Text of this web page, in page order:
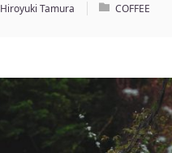
Hiroyuki Tamura COFFEE